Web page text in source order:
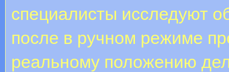
специалисты исследуют
после в ручном режиме
реальному положению